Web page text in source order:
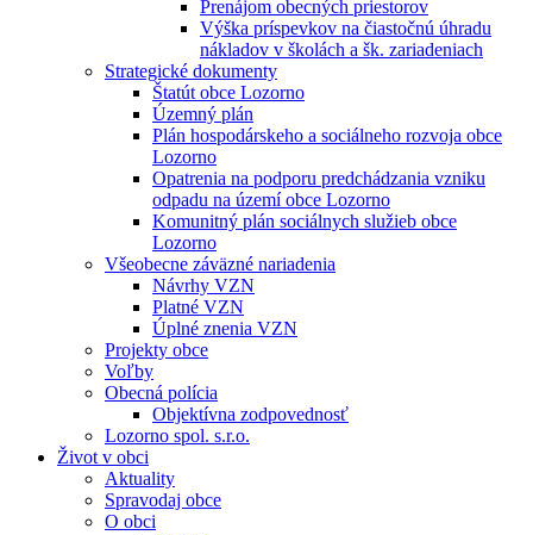
Prenájom obecných priestorov
Výška príspevkov na čiastočnú úhradu
nákladov v školách a šk. zariadeniach
Strategické dokumenty
Štatút obce Lozorno
Územný plán
Plán hospodárskeho a sociálneho rozvoja obce
Lozorno
Opatrenia na podporu predchádzania vzniku
odpadu na území obce Lozorno
Komunitný plán sociálnych služieb obce
Lozorno
Všeobecne záväzné nariadenia
Návrhy VZN
Platné VZN
Úplné znenia VZN
Projekty obce
Voľby
Obecná polícia
Objektívna zodpovednosť
Lozorno spol. s.r.o.
Život v obci
Aktuality
Spravodaj obce
O obci